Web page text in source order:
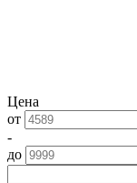
Цена
от
-
до